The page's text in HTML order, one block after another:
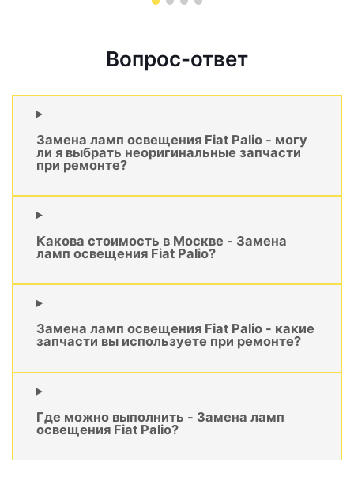
Вопрос-ответ
Замена ламп освещения Fiat Palio - могу
ли я выбрать неоригинальные запчасти
при ремонте?
Какова стоимость в Москве - Замена
ламп освещения Fiat Palio?
Замена ламп освещения Fiat Palio - какие
запчасти вы используете при ремонте?
Где можно выполнить - Замена ламп
освещения Fiat Palio?